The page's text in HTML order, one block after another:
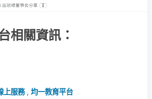
相關資訊：
上服務, 均一教育平台